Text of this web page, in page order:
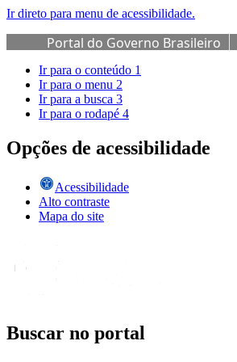
Ir direto para menu de acessibilidade.
Portal do Governo Brasileiro
Ir para o conteúdo 1
Ir para o menu 2
Ir para a busca 3
Ir para o rodapé 4
Opções de acessibilidade
Acessibilidade
Alto contraste
Mapa do site
Buscar no portal